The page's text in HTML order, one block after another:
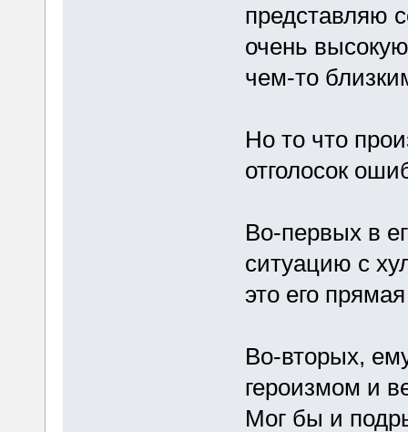
представляю
очень
чем-то
Но то что
отголосок
Во-первых в
ситуацию с
это его
Во-вторых,
героизмом и
Мог бы и